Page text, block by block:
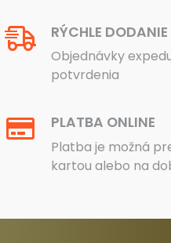
RÝCHLE DODANIE
Objednávky
potvrdenia
PLATBA ONLINE
Platba je možná
kartou alebo na